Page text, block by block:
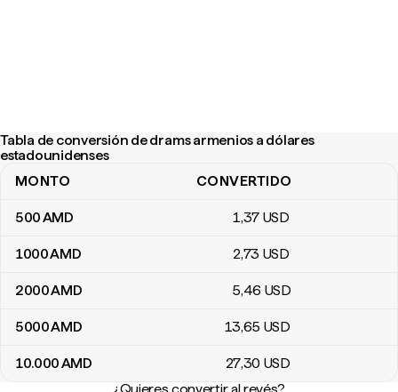
Tabla de conversión de drams armenios a dólares
estadounidenses
Tabla de conversión de drams armenios a dólares
MONTO CONVERTIDO
500AMD 1,37 USD
1000AMD 2,73 USD
2000AMD 5,46 USD
5000AMD 13,65 USD
10.000AMD 27,30 USD